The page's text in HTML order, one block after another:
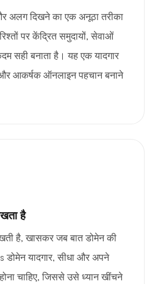
अलग दिखने का एक अनूठा तरीका
पर केंद्रित समुदायों, सेवाओं
सही बनाता है। यह एक यादगार
आकर्षक ऑनलाइन पहचान बनाने
है
है, खासकर जब बात डोमेन की
यादगार, सीधा और अपने
चाहिए, जिससे उसे ध्यान खींचने